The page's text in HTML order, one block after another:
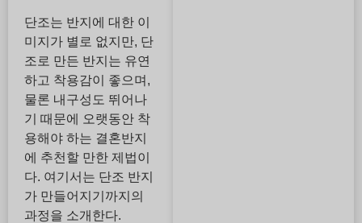
단조는 반지에 대한 이
미지가 별로 없지만, 단
조로 만든 반지는 유연
하고 착용감이 좋으며,
물론 내구성도 뛰어나
기 때문에 오랫동안 착
용해야 하는 결혼반지
에 추천할 만한 제법이
다. 여기서는 단조 반지
가 만들어지기까지의
과정을 소개한다.